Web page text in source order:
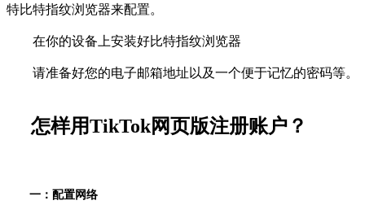
特比特指纹浏览器来配置。
在你的设备上安装好比特指纹浏览器
请准备好您的电子邮箱地址以及一个便于记忆的密码等。
怎样用TikTok网页版注册账户？
一：配置网络